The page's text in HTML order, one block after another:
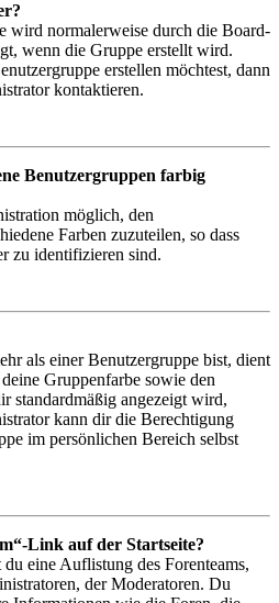
wird normalerweise durch die Board-
wenn die Gruppe erstellt wird.
erstellen möchtest, dann
kontaktieren.
Benutzergruppen farbig
möglich, den
Farben zuzuteilen, so dass
zu identifizieren sind.
als einer Benutzergruppe bist, dient
Gruppenfarbe sowie den
standardmäßig angezeigt wird,
kann dir die Berechtigung
im persönlichen Bereich selbst
Link auf der Startseite?
eine Auflistung des Forenteams,
der Moderatoren. Du